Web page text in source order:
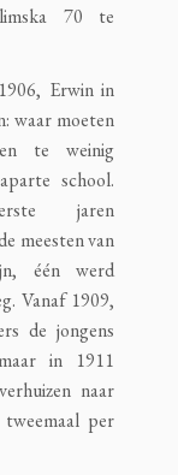
70 te
Erwin in
waar moeten
te weinig
school.
jaren
meesten van
één werd
Vanaf 1909,
de jongens
in 1911
naar
per